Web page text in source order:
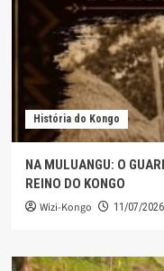
História do Kongo
NA MULUANGU: O
REINO DO KONGO
Wizi-Kongo 11/07/2026